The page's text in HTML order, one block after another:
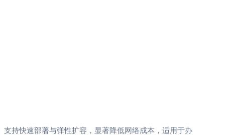
持快速部署与弹性扩容，显著降低网络成本，适用于办